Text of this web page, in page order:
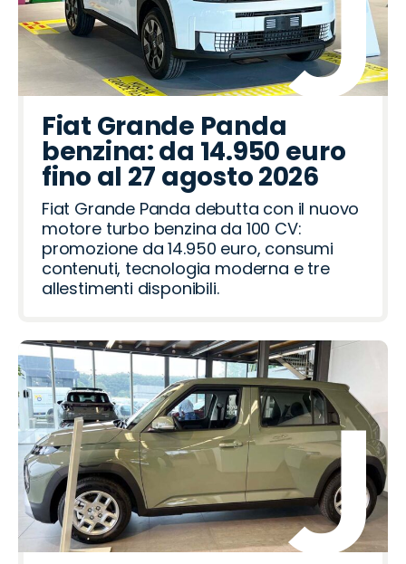
Fiat Grande Panda
benzina: da 14.950 euro
fino al 27 agosto 2026
Fiat Grande Panda debutta con il nuovo
motore turbo benzina da 100 CV:
promozione da 14.950 euro, consumi
contenuti, tecnologia moderna e tre
allestimenti disponibili.